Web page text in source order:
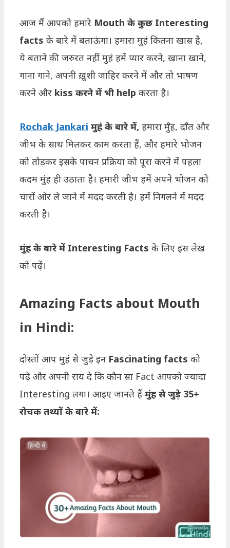
आज मैं आपको हमारे Mouth के कुछ Interesting
facts के बारे में बताऊंगा। हमारा मुहं कितना खास है,
ये बताने की जरुरत नहीं मुहं हमें प्यार करने, खाना खाने,
गाना गाने, अपनी ख़ुशी जाहिर करने में और तो भाषण
करने और kiss करने में भी help करता है।
Rochak Jankari मुहं के बारे में, हमारा मुँह, दाँत और
जीभ के साथ मिलकर काम करता हैं, और हमारे भोजन
को तोड़कर इसके पाचन प्रक्रिया को पूरा करने में पहला
कदम मुंह ही उठाता है। हमारी जीभ हमें अपने भोजन को
चारों ओर ले जाने में मदद करती है। हमें निगलने में मदद
करती है।
मुंह के बारे में Interesting Facts के लिए इस लेख
को पढ़ें।
Amazing Facts about Mouth
in Hindi:
दोस्तों आप मुहं से जुड़े इन Fascinating facts को
पढ़े और अपनी राय दे कि कौन सा Fact आपको ज्यादा
Interesting लगा। आइए जानते हैं मुंह से जुड़े 35+
रोचक तथ्यों के बारे में: